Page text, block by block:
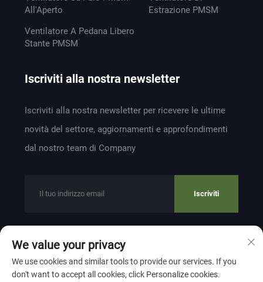
All'Aperto
Ventilatore A Pedana Libero
Stante PMSM
Estrazione PMSM
Iscriviti alla nostra newsletter
Iscriviti alla nostra newsletter per ricevere le ultime
novità del settore, aggiornamenti e approfondimenti
dal nostro team di Company
Iscriviti
Copyright © 2024 by ZHEJIANG WEIYU VENTILATION
ELECTROMECHANICAL CO.,LTD
Privacy Policy
We value your privacy
We use cookies and similar tools to provide our services. If you
don't want to accept all cookies, click Personalize cookies.